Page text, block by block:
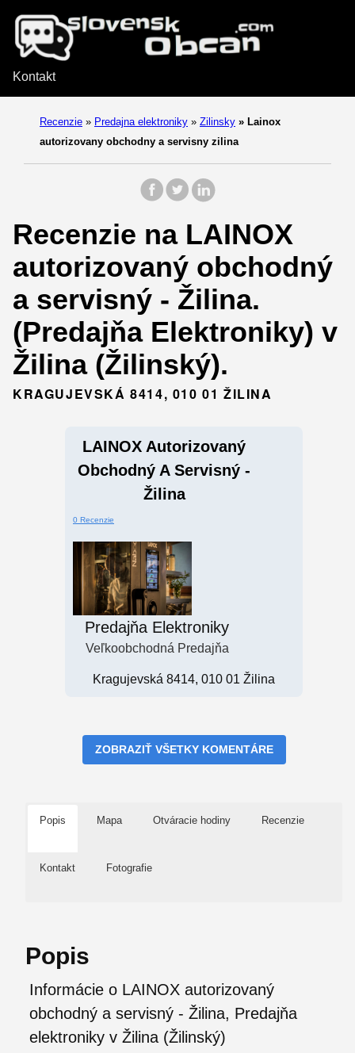
Kontakt
Recenzie » Predajna elektroniky » Zilinsky » Lainox
autorizovany obchodny a servisny zilina
Recenzie na LAINOX
autorizovaný obchodný
a servisný - Žilina.
(Predajňa Elektroniky) v
Žilina (Žilinský).
KRAGUJEVSKÁ 8414, 010 01 ŽILINA
LAINOX Autorizovaný
Obchodný A Servisný -
Žilina
0 Recenzie
Predajňa Elektroniky
Veľkoobchodná Predajňa
Kragujevská 8414, 010 01 Žilina
ZOBRAZIŤ VŠETKY KOMENTÁRE
Popis Mapa Otváracie hodiny Recenzie
Kontakt Fotografie
Popis
Informácie o LAINOX autorizovaný
obchodný a servisný - Žilina, Predajňa
elektroniky v Žilina (Žilinský)